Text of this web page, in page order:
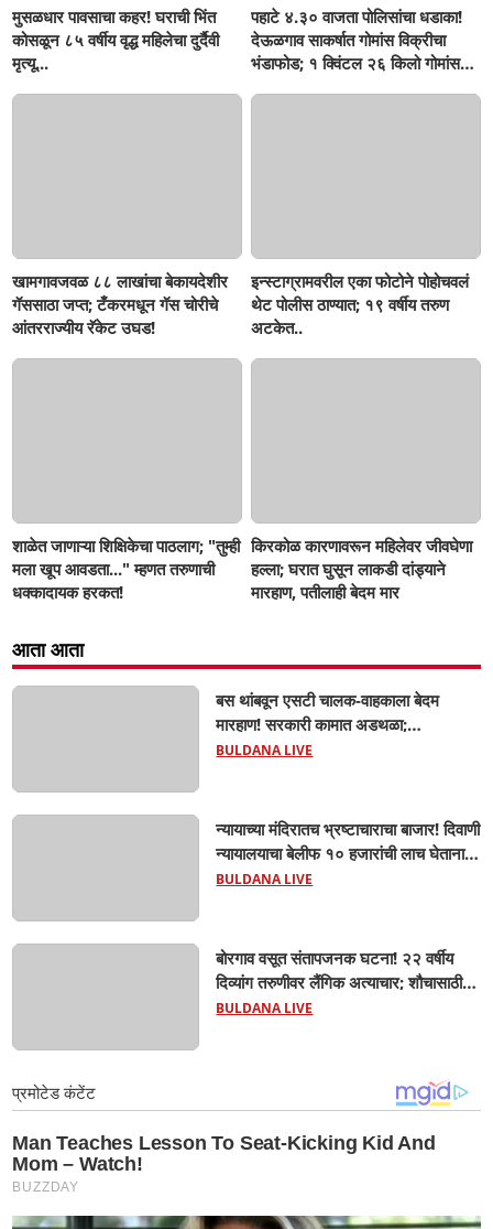
मुसळधार पावसाचा कहर! घराची भिंत
कोसळून ८५ वर्षीय वृद्ध महिलेचा दुर्दैवी
मृत्यू...
पहाटे ४.३० वाजता पोलिसांचा धडाका!
देऊळगाव साकर्षात गोमांस विक्रीचा
भंडाफोड; १ क्विंटल २६ किलो गोमांस
खामगावजवळ ८८ लाखांचा बेकायदेशीर
गॅससाठा जप्त; टँकरमधून गॅस चोरीचे
आंतरराज्यीय रॅकेट उघड!
इन्स्टाग्रामवरील एका फोटोने पोहोचवलं
थेट पोलीस ठाण्यात; १९ वर्षीय तरुण
अटकेत..
शाळेत जाणाऱ्या शिक्षिकेचा पाठलाग; "तुम्ही
मला खूप आवडता..." म्हणत तरुणाची
धक्कादायक हरकत!
किरकोळ कारणावरून महिलेवर जीवघेणा
हल्ला; घरात घुसून लाकडी दांड्याने
मारहाण, पतीलाही बेदम मार
आता आता
बस थांबवून एसटी चालक-वाहकाला बेदम
मारहाण! सरकारी कामात अडथळा;
प्रवाशांसमोर धिंगाणा घालणाऱ्या तिघांविरुद्ध
BULDANA LIVE
न्यायाच्या मंदिरातच भ्रष्टाचाराचा बाजार! दिवाणी
न्यायालयाचा बेलीफ १० हजारांची लाच घेताना
एसीबीच्या जाळ्यात; मेहकरात खळबळ!
BULDANA LIVE
बोरगाव वसूत संतापजनक घटना! २२ वर्षीय
दिव्यांग तरुणीवर लैंगिक अत्याचार; शौचासाठी
गेलेल्या तरुणीचा पाठलाग करून अत्याचाराचा
BULDANA LIVE